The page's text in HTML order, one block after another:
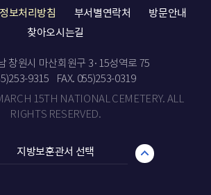
보처리방침 부서별연락처
방문안내
찾아오시는길
창원시 마산회원구 3·15성역로 75
9315
FAX. 055)253-0319
15TH NATIONAL CEMETERY. ALL
RIGHTS RESERVED.
지방보훈관서 선택